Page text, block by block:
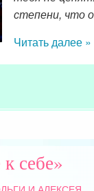
Читать далее »
себе»